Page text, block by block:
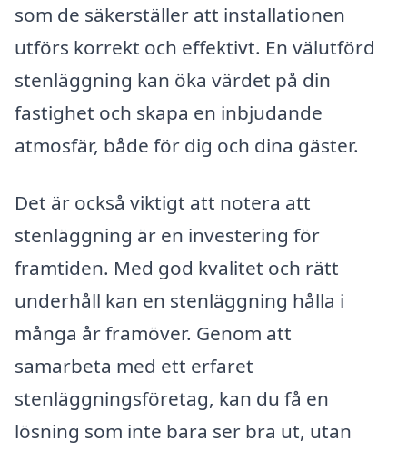
som de säkerställer att installationen
utförs korrekt och effektivt. En välutförd
stenläggning kan öka värdet på din
fastighet och skapa en inbjudande
atmosfär, både för dig och dina gäster.
Det är också viktigt att notera att
stenläggning är en investering för
framtiden. Med god kvalitet och rätt
underhåll kan en stenläggning hålla i
många år framöver. Genom att
samarbeta med ett erfaret
stenläggningsföretag, kan du få en
lösning som inte bara ser bra ut, utan